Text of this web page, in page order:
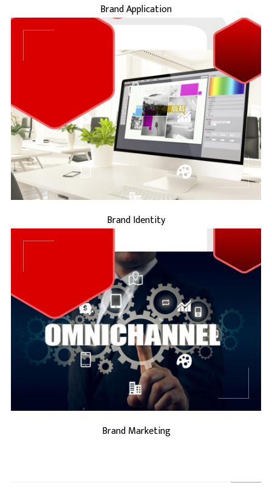
Brand Application
La
brand identity
, o identità di marca,
rappresenta l’insieme degli aspetti visivi,
verbali e concettuali che definiscono
l'immagine di un'azienda, un prodotto o un
servizio agli occhi del pubb ...
BRAND IDENTITY
Brand Identity
Brand Marketing
è l’insieme delle
strategie e delle attività che hanno come
obiettivo quello di costruire, comunicare e
consolidare la percezione di un marchio nel
tempo. Non si tratta sempl ...
BRAND MARKETING
Brand Marketing